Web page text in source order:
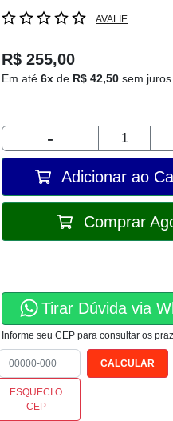
AVALIE
R$ 255,00
Em até 6x de R$ 42,50 sem juros
-
Adicionar ao
Comprar
Tirar Dúvida via
Informe seu CEP para consultar os
ESQUECI O
CEP